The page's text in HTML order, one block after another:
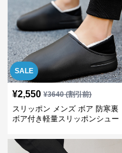
SALE
¥2,550 ¥3640(割引前)
スリッポン メンズ ボア 防寒裏
ボア付き軽量スリッポンシュー